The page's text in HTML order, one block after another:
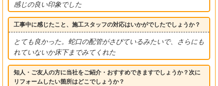
感じの良い印象でした
工事中に感じたこと、施工スタッフの対応はいかがでしたでしょうか？
とても良かった。蛇口の配管がさびているみたいで、さらにも
れていないか床下までみてくれた
知人・ご友人の方に当社をご紹介・おすすめできますでしょうか？次に
リフォームしたい箇所はどこでしょうか？